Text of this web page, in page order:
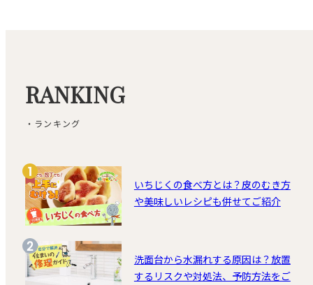
RANKING
・ランキング
いちじくの食べ方とは？皮のむき方
や美味しいレシピも併せてご紹介
洗面台から水漏れする原因は？放置
するリスクや対処法、予防方法をご